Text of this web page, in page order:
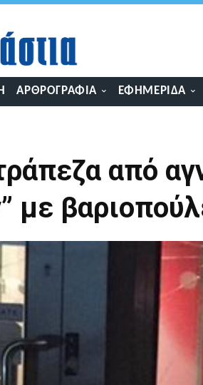
ΑΡΘΡΟΓΡΑΦΊΑ ΕΦΗΜΕΡΊΔΑ
από
με